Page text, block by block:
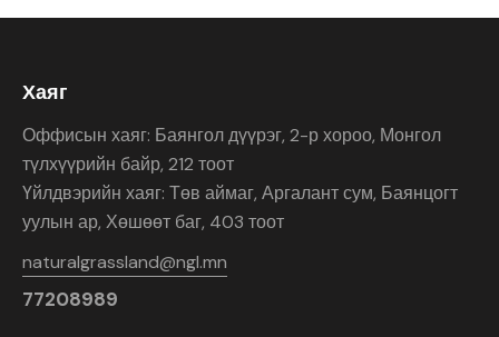
Хаяг
Оффисын хаяг: Баянгол дүүрэг, 2-р хороо, Монгол
түлхүүрийн байр, 212 тоот
Үйлдвэрийн хаяг: Төв аймаг, Аргалант сум, Баянцогт
уулын ар, Хөшөөт баг, 403 тоот
naturalgrassland@ngl.mn
77208989